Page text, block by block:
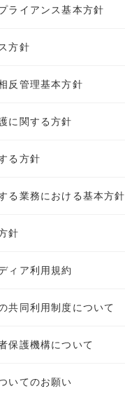
ライアンス基本方針
方針
反管理基本方針
に関する方針
る方針
る業務における基本方針
針
ィア利用規約
共同利用制度について
保護機構について
いてのお願い